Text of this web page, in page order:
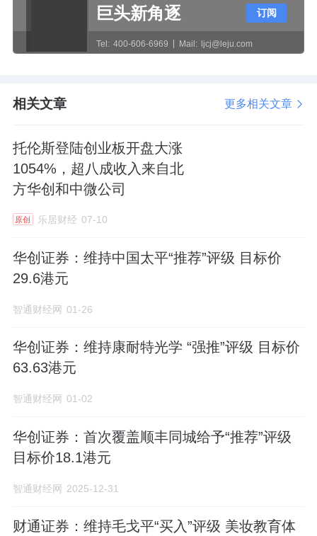
毛戈平作为国货高端美妆标杆，品牌护城河深
拓展香氛品类，展现多品类矩阵化发展的潜
服务巩固优势，双渠道协同发展健康。公司未
来在SKU拓展和店效提升方面仍有较大空间，
有望持续释放增长动能。
来源：智通财经网
巨头新角逐
Tel: 400-606-6969 Mail: ljcj@leju.com
订阅
相关文章 更多相关文章
托伦斯登陆创业板开盘大涨
1054%，超八成收入来自北
方华创和中微公司
原创 乐居财经 07-10
华创证券：维持中国太平“推荐”评级 目标价
29.6港元
智通财经网 01-26
华创证券：维持康耐特光学 “强推”评级 目标价
63.63港元
智通财经网 01-02
华创证券：首次覆盖顺丰同城给予“推荐”评级
目标价18.1港元
智通财经网 2025-12-31
财通证券：维持毛戈平“买入”评级 美妆教育体